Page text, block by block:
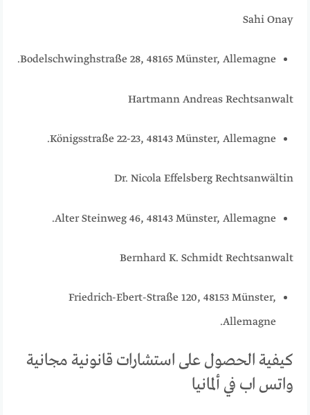
Sahi Onay
Bodelschwinghstraße 28, 48165 Münster, Allemagne.
Hartmann Andreas Rechtsanwalt
Königsstraße 22-23, 48143 Münster, Allemagne.
Dr. Nicola Effelsberg Rechtsanwältin
Alter Steinweg 46, 48143 Münster, Allemagne.
Bernhard K. Schmidt Rechtsanwalt
Friedrich-Ebert-Straße 120, 48153 Münster,
Allemagne.
كيفية الحصول على استشارات قانونية مجانية
واتس اب في ألمانيا